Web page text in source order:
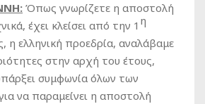
Όπως γνωρίζετε η αποστολή
έχει κλείσει από την 1 η
η ελληνική προεδρία, αναλάβαμε
στην αρχή του έτους,
συμφωνία όλων των
να παραμείνει η αποστολή